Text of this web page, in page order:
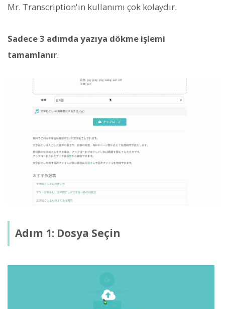
Mr. Transcription'ın kullanımı çok kolaydır.
Sadece 3 adımda yazıya dökme işlemi
tamamlanır.
Adım 1: Dosya Seçin